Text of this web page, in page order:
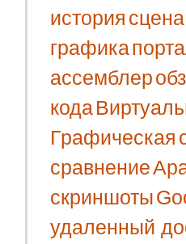
история сцена
графика
ассемблер
кода
Графическая
сравнение
скриншоты
удаленный